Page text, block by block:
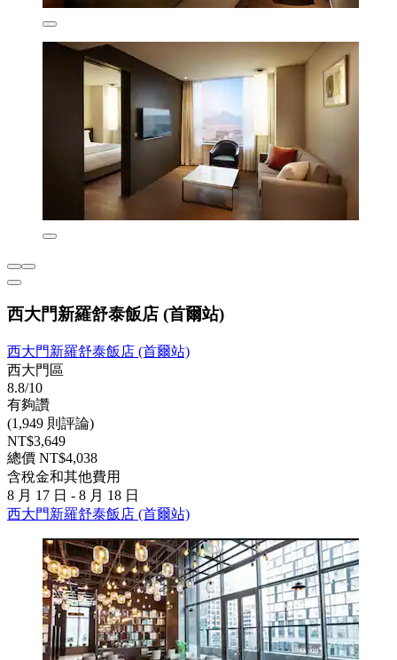
西大門新羅舒泰飯店 (首爾站)
西大門新羅舒泰飯店 (首爾站)
西大門區
8.8/10
有夠讚
(1,949 則評論)
NT$3,649
總價 NT$4,038
含稅金和其他費用
8 月 17 日 - 8 月 18 日
西大門新羅舒泰飯店 (首爾站)